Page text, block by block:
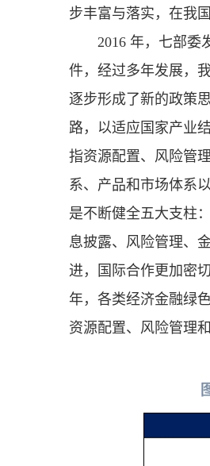
步丰富与落实，在我
2016 年，七部委
件，经过多年发展，
逐步形成了新的政策
路，以适应国家产业
指资源配置、风险管
系、产品和市场体系
是不断健全五大支柱
息披露、风险管理、
进，国际合作更加密
年，各类经济金融绿
资源配置、风险管理